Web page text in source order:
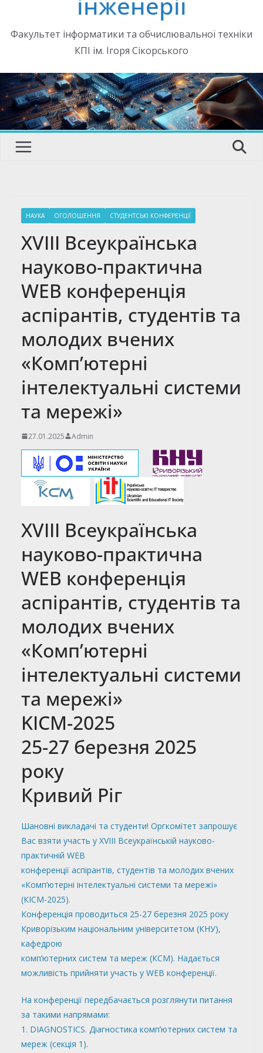
Факультет інформатики та обчислювальної техніки
КПІ ім. Ігоря Сікорського
НАУКА ОГОЛОШЕННЯ СТУДЕНТСЬКІ КОНФЕРЕНЦІЇ
XVIII Всеукраїнська
науково-практична
WEB конференція
аспірантів, студентів та
молодих вчених
«Комп’ютерні
інтелектуальні системи
та мережі»
27.01.2025 Admin
XVIII Всеукраїнська
науково-практична
WEB конференція
аспірантів, студентів та
молодих вчених
«Комп’ютерні
інтелектуальні системи
та мережі»
KICM-2025
25-27 березня 2025
року
Кривий Ріг
Шановні викладачі та студенти! Оргкомітет запрошує
Вас взяти участь у XVIII Всеукраїнській науково-
практичній WEB
конференції аспірантів, студентів та молодих вчених
«Комп’ютерні інтелектуальні системи та мережі»
(КІСМ-2025).
Конференція проводиться 25-27 березня 2025 року
Криворізьким національним університетом (КНУ),
кафедрою
комп’ютерних систем та мереж (КСМ). Надається
можливість прийняти участь у WEB конференції.
На конференції передбачається розглянути питання
за такими напрямами:
1. DIAGNOSTICS. Діагностика комп’ютерних систем та
мереж (секція 1).